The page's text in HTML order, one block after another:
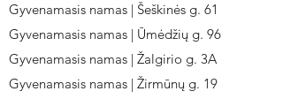
Gyvenamasis namas | Šeškinės g. 61
Gyvenamasis namas | Ūmėdžių g. 96
Gyvenamasis namas | Žalgirio g. 3A
Gyvenamasis namas | Žirmūnų g. 19